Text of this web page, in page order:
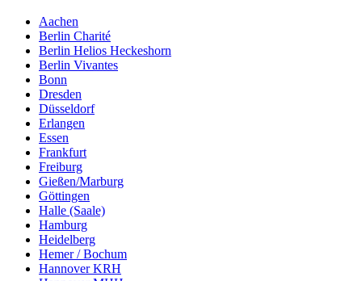
Aachen
Berlin Charité
Berlin Helios Heckeshorn
Berlin Vivantes
Bonn
Dresden
Düsseldorf
Erlangen
Essen
Frankfurt
Freiburg
Gießen/Marburg
Göttingen
Halle (Saale)
Hamburg
Heidelberg
Hemer / Bochum
Hannover KRH